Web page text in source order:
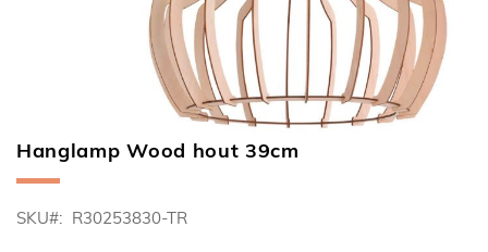
Ga
naar
begin
Hanglamp Wood hout 39cm
SKU R30253830-TR